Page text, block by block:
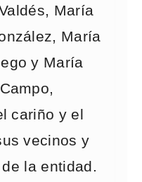
María
María
y María
cariño y el
vecinos y
la entidad.